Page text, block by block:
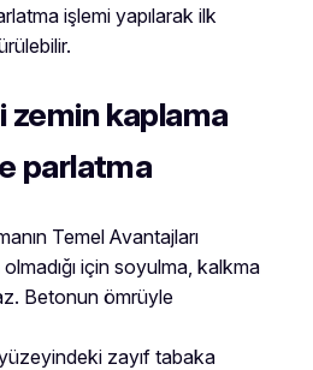
işlemi yapılarak ilk
kaplama
parlatma
Temel Avantajları
için soyulma, kalkma
Betonun ömrüyle
zayıf tabaka